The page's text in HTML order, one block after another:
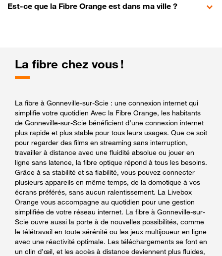
Est-ce que la Fibre Orange est dans ma ville ?
La fibre chez vous !
La fibre à Gonneville-sur-Scie : une connexion internet qui
simplifie votre quotidien Avec la Fibre Orange, les habitants
de Gonneville-sur-Scie bénéficient d’une connexion internet
plus rapide et plus stable pour tous leurs usages. Que ce soit
pour regarder des films en streaming sans interruption,
travailler à distance avec une fluidité absolue ou jouer en
ligne sans latence, la fibre optique répond à tous les besoins.
Grâce à sa stabilité et sa fiabilité, vous pouvez connecter
plusieurs appareils en même temps, de la domotique à vos
écrans préférés, sans aucun ralentissement. La Livebox
Orange vous accompagne au quotidien pour une gestion
simplifiée de votre réseau internet. La fibre à Gonneville-sur-
Scie ouvre aussi la porte à de nouvelles possibilités, comme
le télétravail en toute sérénité ou les jeux multijoueur en ligne
avec une réactivité optimale. Les téléchargements se font en
un clin d’œil, et les accès à distance deviennent plus fluides,